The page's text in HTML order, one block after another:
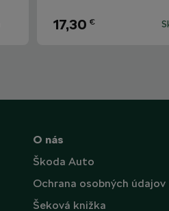
17,30 €
O nás
Škoda Auto
Ochrana osobných údajov
Šeková knižka